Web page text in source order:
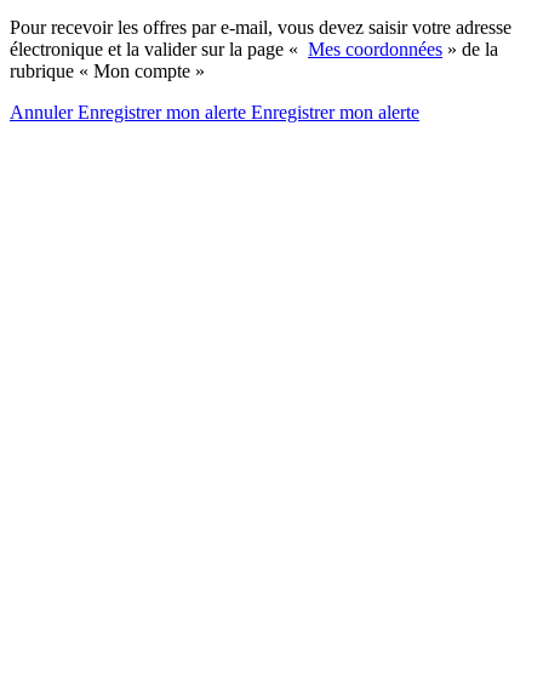
Pour recevoir les offres par e-mail, vous devez saisir votre adresse
électronique et la valider sur la page « Mes coordonnées » de la
rubrique « Mon compte »
AnnulerEnregistrer mon alerte Enregistrermon alerte